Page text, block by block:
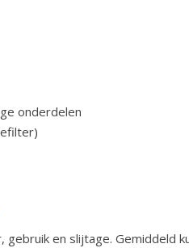
onderdelen
en slijtage. Gemiddeld